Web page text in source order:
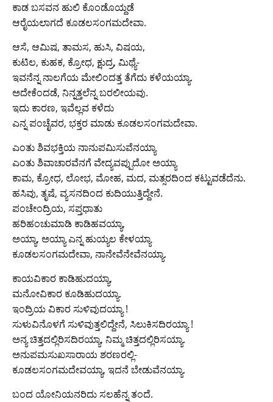
ಕಾಡ ಬಸವನ ಹುಲಿ ಕೊಂಡೊಯ್ದಡೆ
ಆರೈಯಲಾಗದೆ ಕೂಡಲಸಂಗಮದೇವಾ.
ಆಸೆ, ಆಮಿಷ, ತಾಮಸ, ಹುಸಿ, ವಿಷಯ,
ಕುಟಿಲ, ಕುಹಕ, ಕ್ರೋಧ, ಕ್ಷುದ್ರ, ಮಿಥ್ಯೆ-
ಇವನೆನ್ನ ನಾಲಗೆಯ ಮೇಲಿಂದತ್ತ ತೆಗೆದು ಕಳೆಯಯ್ಯಾ.
ಅದೇಕೆಂದಡೆ, ನಿನ್ನತ್ತಲೆನ್ನ ಬರಲೀಯವು.
ಇದು ಕಾರಣ, ಇವೆಲ್ಲವ ಕಳೆದು
ಎನ್ನ ಪಂಚೈವರ, ಭಕ್ತರ ಮಾಡು ಕೂಡಲಸಂಗಮದೇವಾ.
ಎಂತು ಶಿವಭಕ್ತಿಯ ನಾನುಪಮಿಸುವೆನಯ್ಯಾ
ಎಂತು ಶಿವಾಚಾರವೆನಗೆ ವೇದ್ಯವಪ್ಪುದೋ ಅಯ್ಯಾ
ಕಾಮ, ಕ್ರೋಧ, ಲೋಭ, ಮೋಹ, ಮದ, ಮತ್ಸರದಿಂದ ಕಟ್ಟುವಡೆದೆನು.
ಹಸಿವು, ತೃಷೆ, ವ್ಯಸನದಿಂದ ಕುದಿಯುತ್ತಿದ್ದೇನೆ.
ಪಂಚೇಂದ್ರಿಯ, ಸಪ್ತಧಾತು
ಹರಿಹಂಚುಮಾಡಿ ಕಾಡಿಹವಯ್ಯಾ,
ಅಯ್ಯಾ, ಅಯ್ಯಾ ಎನ್ನ ಹುಯ್ಯಲ ಕೇಳಯ್ಯಾ
ಕೂಡಲಸಂಗಮದೇವಾ, ನಾನೇವೆನೇವೆನಯ್ಯಾ.
ಕಾಯವಿಕಾರ ಕಾಡಿಹುದಯ್ಯಾ,
ಮನೋವಿಕಾರ ಕೂಡಿಹುದಯ್ಯಾ.
ಇಂದ್ರಿಯ ವಿಕಾರ ಸುಳಿವುದಯ್ಯಾ !
ಸುಳುವಿನೊಳಗೆ ಸುಳಿವುತ್ತಲಿದ್ದೇನೆ, ಸಿಲುಕಿಸದಿರಯ್ಯಾ !
ಅನ್ಯ ಚಿತ್ತದಲ್ಲಿರಿಸದಿರಯ್ಯಾ, ನಿಮ್ಮ ಚಿತ್ತದಲ್ಲಿರಿಸಯ್ಯಾ.
ಅನುಪಮಸುಖಸಾರಾಯ ಶರಣರಲ್ಲಿ-
ಕೂಡಲಸಂಗಮದೇವಯ್ಯಾ, ಇದನೆ ಬೇಡುವೆನಯ್ಯಾ.
ಬಂದ ಯೋನಿಯನರಿದು ಸಲಹೆನ್ನ ತಂದೆ.